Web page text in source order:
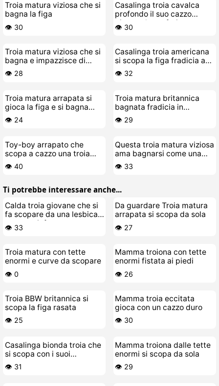
Troia matura viziosa che si
bagna la figa
👁️ 30
Casalinga troia cavalca
profondo il suo cazzo
giocattolo preferito
👁️ 30
Troia matura viziosa che si
bagna e impazzisce di
cazzo
👁️ 28
Casalinga troia americana
si scopa la figa fradicia a
letto
👁️ 32
Troia matura arrapata si
gioca la figa e si bagna
tutta
👁️ 24
Troia matura britannica
bagnata fradicia in
giardino
👁️ 29
Toy-boy arrapato che
scopa a cazzo una troia
matura porca
👁️ 40
Questa troia matura viziosa
ama bagnarsi come una
fontana
👁️ 33
Ti potrebbe interessare anche...
Calda troia giovane che si
fa scopare da una lesbica
matura ninfomane
👁️ 33
Da guardare Troia matura
arrapata si scopa da sola
👁️ 27
Troia matura con tette
enormi e curve da scopare
👁️ 0
Mamma troiona con tette
enormi fistata ai piedi
👁️ 26
Troia BBW britannica si
scopa la figa rasata
👁️ 25
Mamma troia eccitata
gioca con un cazzo duro
👁️ 30
Casalinga bionda troia che
si scopa con i suoi
giocattoli
👁️ 31
Mamma troiona dalle tette
enormi si scopa da sola
👁️ 29